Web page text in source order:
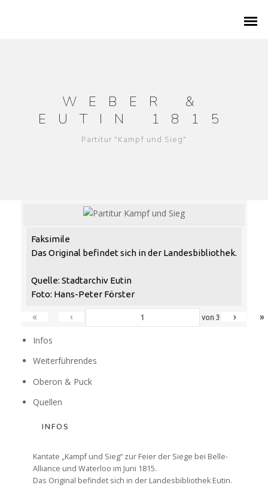
1802 – WEBER IN EUTIN
ARCHIVSCHÄTZE AUS EUTIN
NACHKLANG 2026
KLINGENDES LIBRETTO „OBERON“
KLINGENDES LIBRETTO „PETER SCHMOLL“
WEBER & VOSS HÖREN
WEBER &
EUTIN 1815
Partitur "Kampf und Sieg"
Faksimile
Das Original befindet sich in der Landesbibliothek.
Quelle: Stadtarchiv Eutin
Foto: Hans-Peter Förster
« ‹ von 3 › »
Infos
Weiterführendes
Oberon & Puck
Quellen
INFOS
Kantate „Kampf und Sieg“ zur Feier der Siege bei Belle-
Alliance und Waterloo im Juni 1815.
Das Original befindet sich in der Landesbibliothek Eutin.